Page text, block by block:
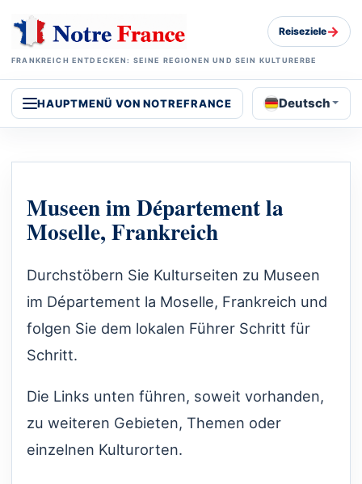
FRANKREICH ENTDECKEN: SEINE REGIONEN UND SEIN KULTURERBE
Reiseziele→
HAUPTMENÜ VON NOTREFRANCE Deutsch
Museen im Département la
Moselle, Frankreich
Durchstöbern Sie Kulturseiten zu Museen
im Département la Moselle, Frankreich und
folgen Sie dem lokalen Führer Schritt für
Schritt.
Die Links unten führen, soweit vorhanden,
zu weiteren Gebieten, Themen oder
einzelnen Kulturorten.